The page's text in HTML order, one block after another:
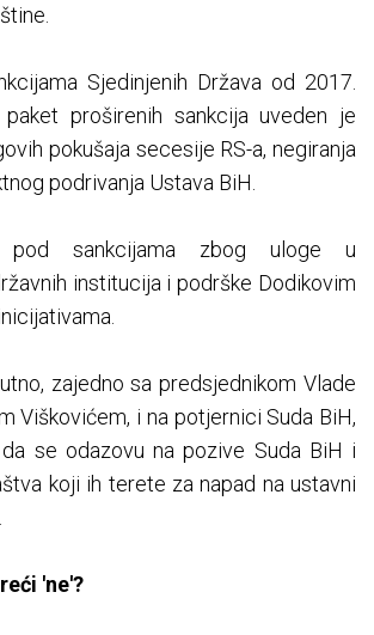
Sjedinjenih Država od 2017.
proširenih sankcija uveden je
pokušaja secesije RS-a, negiranja
podrivanja Ustava BiH.
pod sankcijama zbog uloge u
institucija i podrške Dodikovim
zajedno sa predsjednikom Vlade
Viškovićem, i na potjernici Suda BiH,
se odazovu na pozive Suda BiH i
koji ih terete za napad na ustavni
'ne'?